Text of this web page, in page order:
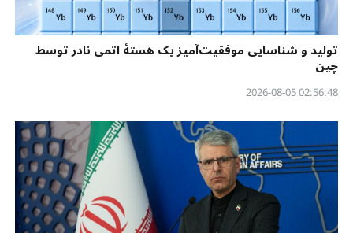
تولید و شناسایی موفقیت‌آمیز یک هستهٔ اتمی نادر توسط
چین
02:56:48 2026-08-05